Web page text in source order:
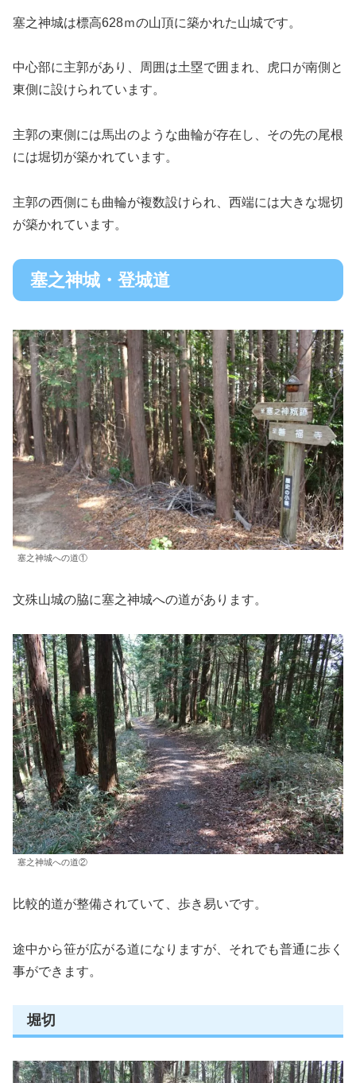
塞之神城は標高628ｍの山頂に築かれた山城です。
中心部に主郭があり、周囲は土塁で囲まれ、虎口が南側と
東側に設けられています。
主郭の東側には馬出のような曲輪が存在し、その先の尾根
には堀切が築かれています。
主郭の西側にも曲輪が複数設けられ、西端には大きな堀切
が築かれています。
塞之神城・登城道
塞之神城への道①
文殊山城の脇に塞之神城への道があります。
塞之神城への道②
比較的道が整備されていて、歩き易いです。
途中から笹が広がる道になりますが、それでも普通に歩く
事ができます。
堀切